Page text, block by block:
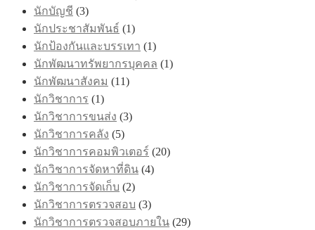
นักบัญชี (3)
นักประชาสัมพันธ์ (1)
นักป้องกันและบรรเทา (1)
นักพัฒนาทรัพยากรบุคคล (1)
นักพัฒนาสังคม (11)
นักวิชาการ (1)
นักวิชาการขนส่ง (3)
นักวิชาการคลัง (5)
นักวิชาการคอมพิวเตอร์ (20)
นักวิชาการจัดหาที่ดิน (4)
นักวิชาการจัดเก็บ (2)
นักวิชาการตรวจสอบ (3)
นักวิชาการตรวจสอบภายใน (29)